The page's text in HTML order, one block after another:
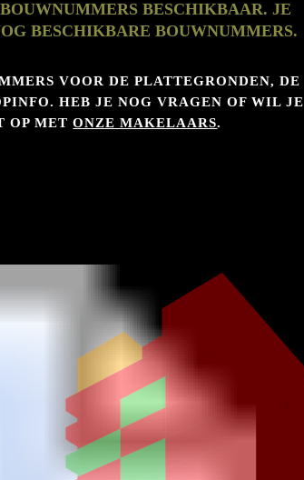
BESCHIKBAAR. JE
BESCHIKBARE BOUWNUMMERS.
VOOR DE PLATTEGRONDEN, DE
HEB JE NOG VRAGEN OF WIL JE
OP METONZE MAKELAARS.